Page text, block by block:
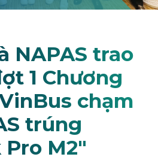
NAPAS trao
1 Chương
chạm
trúng
M2"